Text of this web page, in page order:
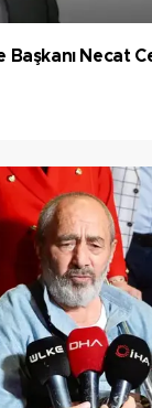
Necat